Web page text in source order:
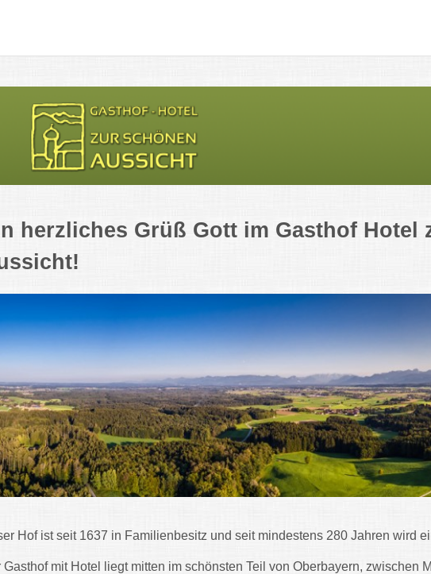
herzliches Grüß Gott im Gasthof Hotel
Hof ist seit 1637 in Familienbesitz und seit mindestens 280 Jahren wird
Gasthof mit Hotel liegt mitten im schönsten Teil von Oberbayern, zwischen